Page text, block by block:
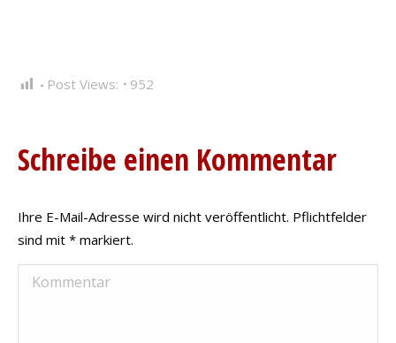
Post Views: 952
Schreibe einen Kommentar
Ihre E-Mail-Adresse wird nicht veröffentlicht. Pflichtfelder
sind mit * markiert.
Kommentar